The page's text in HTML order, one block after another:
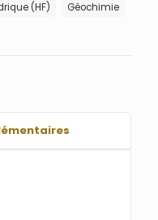
(HF)
Géochimie